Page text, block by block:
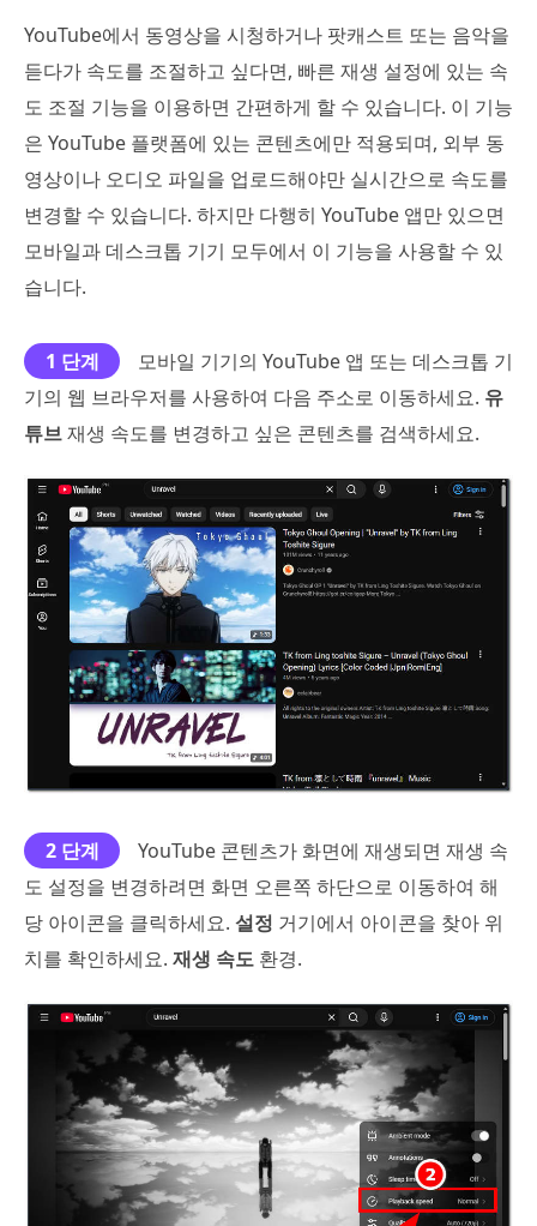
YouTube에서 동영상을 시청하거나 팟캐스트 또는 음악을
듣다가 속도를 조절하고 싶다면, 빠른 재생 설정에 있는 속
도 조절 기능을 이용하면 간편하게 할 수 있습니다. 이 기능
은 YouTube 플랫폼에 있는 콘텐츠에만 적용되며, 외부 동
영상이나 오디오 파일을 업로드해야만 실시간으로 속도를
변경할 수 있습니다. 하지만 다행히 YouTube 앱만 있으면
모바일과 데스크톱 기기 모두에서 이 기능을 사용할 수 있
습니다.
1 단계
모바일 기기의 YouTube 앱 또는 데스크톱 기
기의 웹 브라우저를 사용하여 다음 주소로 이동하세요. 유
튜브재생 속도를 변경하고 싶은 콘텐츠를 검색하세요.
2 단계
YouTube 콘텐츠가 화면에 재생되면 재생 속
도 설정을 변경하려면 화면 오른쪽 하단으로 이동하여 해
당 아이콘을 클릭하세요. 설정 거기에서 아이콘을 찾아 위
치를 확인하세요. 재생 속도 환경.